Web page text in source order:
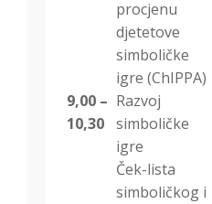
9,00 –
10,30
procjenu
djetetove
simboličke
igre (ChIPPA)
Razvoj
simboličke
igre
Ček-lista
simboličkog i